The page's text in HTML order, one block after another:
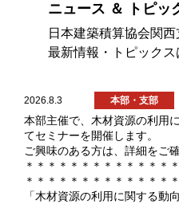
ニュース ＆ トピッ
日本建築積算協会関
最新情報・トピック
2026.8.3 本部・支部
本部主催で、木材資源の利用
てセミナーを開催します。
ご興味のある方は、詳細をご
＊＊＊＊＊＊＊＊＊＊＊＊＊
＊＊＊＊＊＊＊＊＊＊＊＊＊
「木材資源の利用に関する動